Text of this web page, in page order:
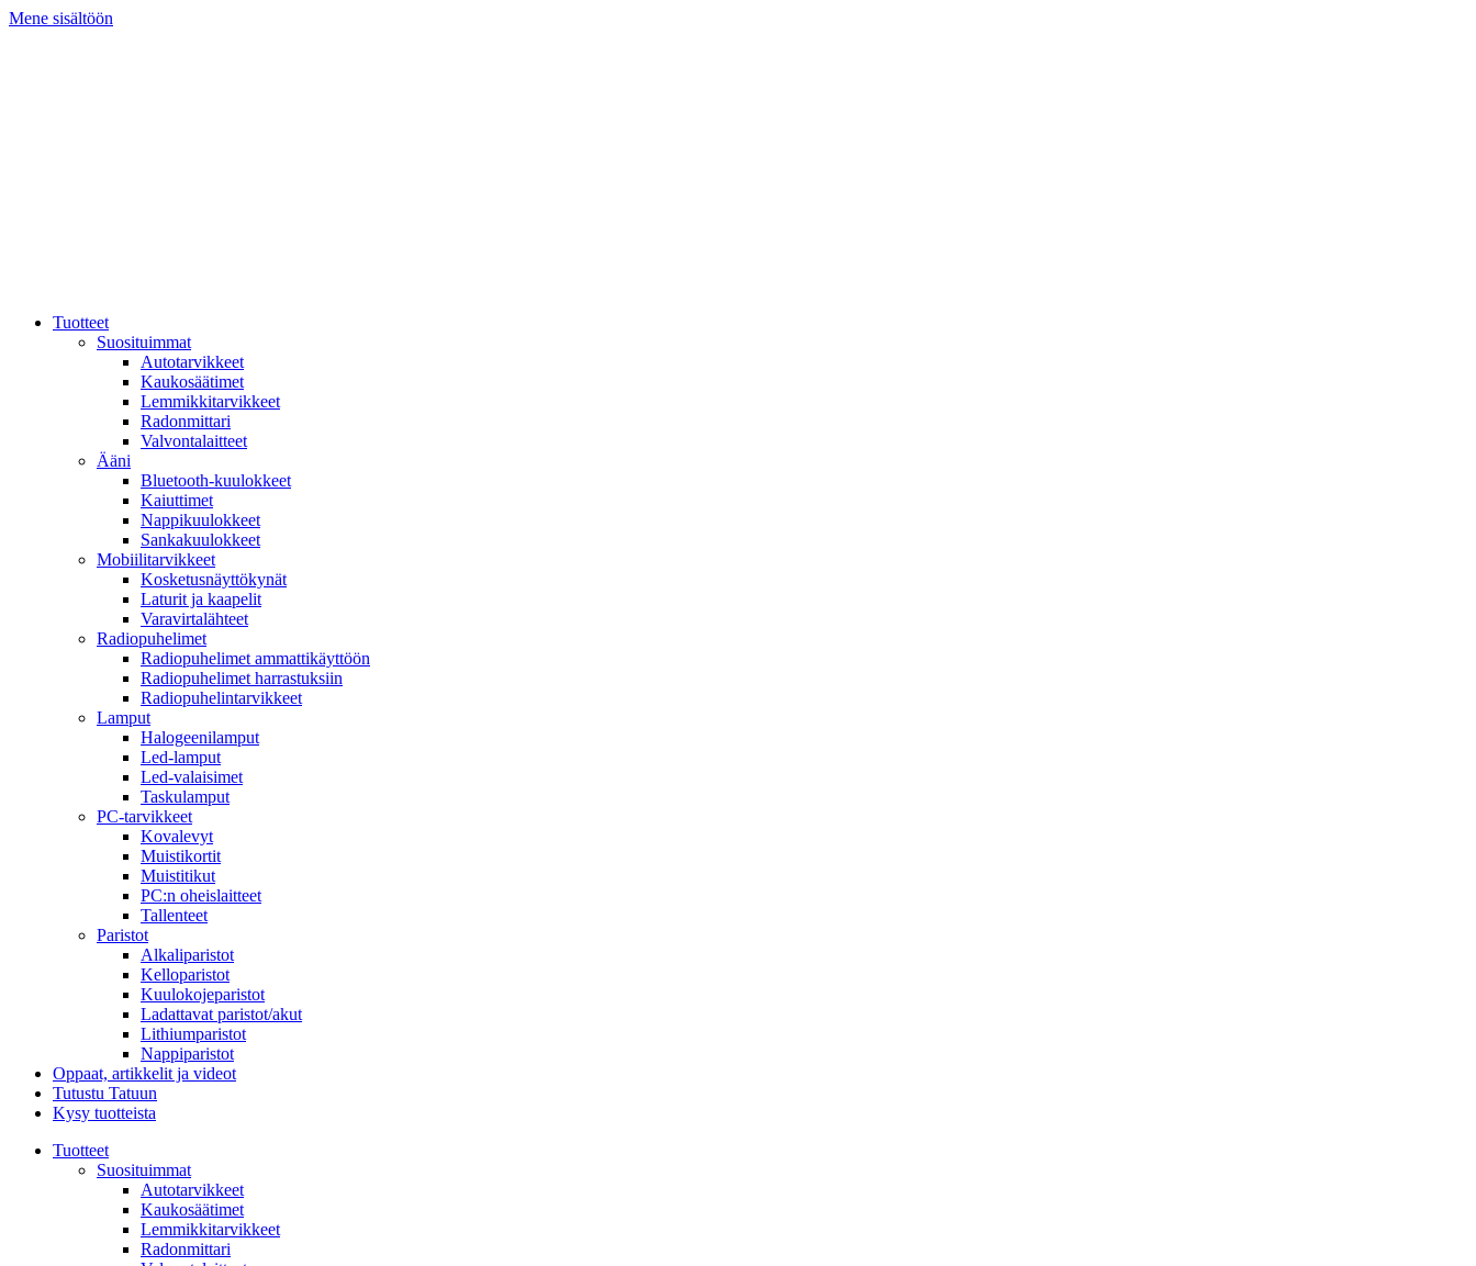
Mene sisältöön
Tuotteet
Suosituimmat
Autotarvikkeet
Kaukosäätimet
Lemmikkitarvikkeet
Radonmittari
Valvontalaitteet
Ääni
Bluetooth-kuulokkeet
Kaiuttimet
Nappikuulokkeet
Sankakuulokkeet
Mobiilitarvikkeet
Kosketusnäyttökynät
Laturit ja kaapelit
Varavirtalähteet
Radiopuhelimet
Radiopuhelimet ammattikäyttöön
Radiopuhelimet harrastuksiin
Radiopuhelintarvikkeet
Lamput
Halogeenilamput
Led-lamput
Led-valaisimet
Taskulamput
PC-tarvikkeet
Kovalevyt
Muistikortit
Muistitikut
PC:n oheislaitteet
Tallenteet
Paristot
Alkaliparistot
Kelloparistot
Kuulokojeparistot
Ladattavat paristot/akut
Lithiumparistot
Nappiparistot
Oppaat, artikkelit ja videot
Tutustu Tatuun
Kysy tuotteista
Tuotteet
Suosituimmat
Autotarvikkeet
Kaukosäätimet
Lemmikkitarvikkeet
Radonmittari